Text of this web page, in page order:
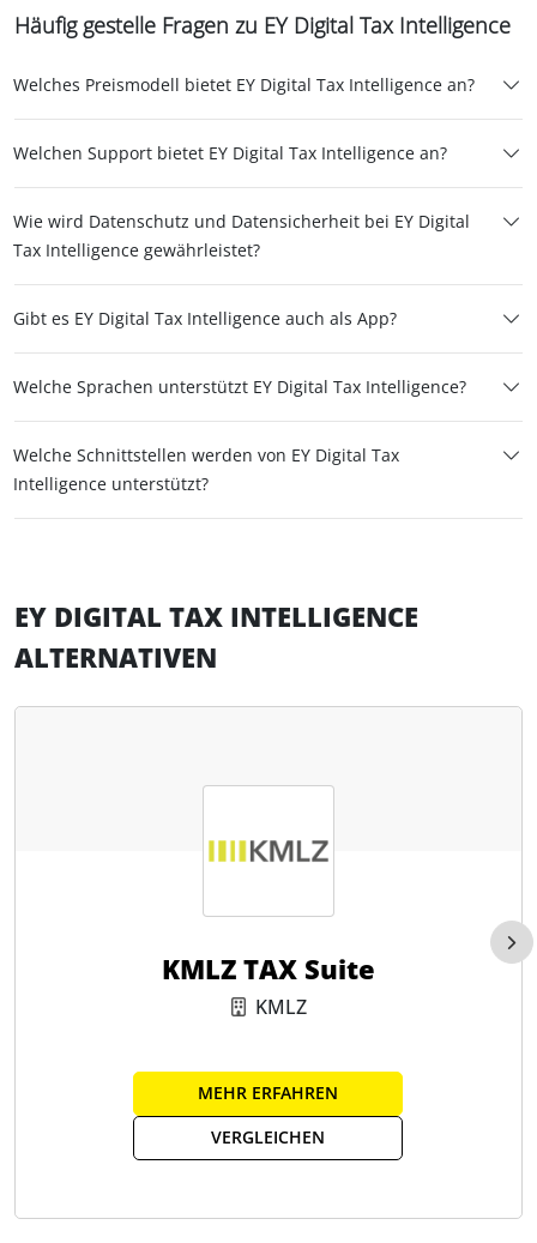
Häufig gestelle Fragen zu EY Digital Tax Intelligence
Welches Preismodell bietet EY Digital Tax Intelligence an?
Welchen Support bietet EY Digital Tax Intelligence an?
Wie wird Datenschutz und Datensicherheit bei EY Digital
Tax Intelligence gewährleistet?
Gibt es EY Digital Tax Intelligence auch als App?
Welche Sprachen unterstützt EY Digital Tax Intelligence?
Welche Schnittstellen werden von EY Digital Tax
Intelligence unterstützt?
EY DIGITAL TAX INTELLIGENCE
ALTERNATIVEN
KMLZ TAX Suite
KMLZ
MEHR ERFAHREN
VERGLEICHEN